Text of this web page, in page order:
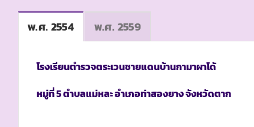
พ.ศ. 2554 พ.ศ. 2559
โรงเรียนตำรวจตระเวนชายแดนบ้านกามาผาโด้
หมู่ที่ 5 ตำบลแม่หละ อำเภอท่าสองยาง จังหวัดตาก